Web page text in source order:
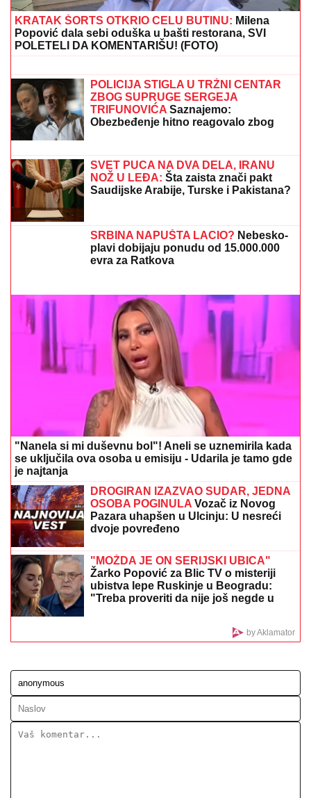
"PLAŠIM SE SMRTI"Pevačica (73) u
panici nakon smrti kolega: "Velika sam
kukavica, mužu ne smem ni da
OVAJ FAKULTET JE ZAVRŠILA SARA JOSada uživa
na putovanjima sa Aleksejem Bjelogrlićem, a nekada
se školovala i u Italiji - OVO joj je bio problem
ponudu, Arsenal sprema bombu, Real
završio posao?
DOKTORI OBJASNILI:
Evo zašto ne
treba spavati bez jastuka
KRATAK ŠORTS OTKRIO CELU BUTINU:Milena
Popović dala sebi oduška u bašti restorana, SVI
POLETELI DA KOMENTARIŠU! (FOTO)
"ZAŠTO JA OTVARAM GRANICE SA
PROST" Lukašenko majstorski
odgovorio kako "kupuje" građane EU
krivičnu prijavu